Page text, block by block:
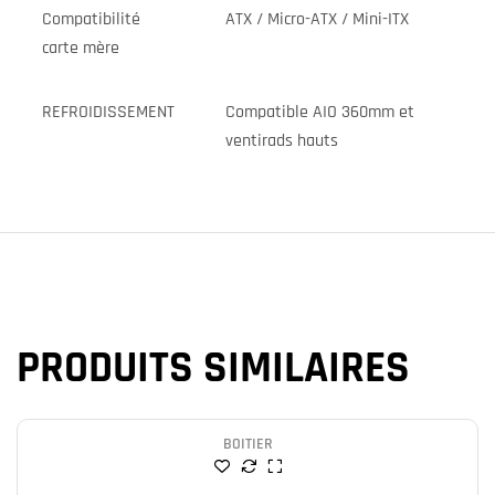
Compatibilité
carte mère
ATX / Micro-ATX / Mini-ITX
REFROIDISSEMENT
Compatible AIO 360mm et
ventirads hauts
PRODUITS SIMILAIRES
BOITIER